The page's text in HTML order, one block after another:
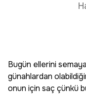
Bugün ellerini
günahlardan
onun için saç çünkü